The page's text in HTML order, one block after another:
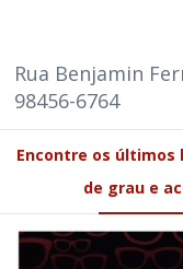
Rua Benjamin
98456-6764
Encontre os últimos
de grau e